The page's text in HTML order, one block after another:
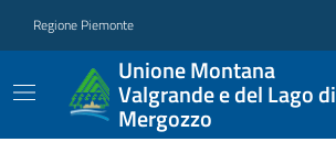
Regione Piemonte
Unione Montana
Valgrande e del Lago di
Mergozzo